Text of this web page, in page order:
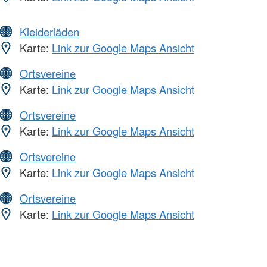
Kleiderläden
Karte: Link zur Google Maps Ansicht
Ortsvereine
Karte: Link zur Google Maps Ansicht
Ortsvereine
Karte: Link zur Google Maps Ansicht
Ortsvereine
Karte: Link zur Google Maps Ansicht
Ortsvereine
Karte: Link zur Google Maps Ansicht